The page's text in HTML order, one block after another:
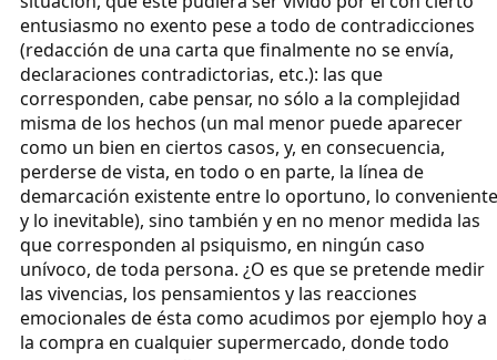
entusiasmo no exento pese a todo de contradicciones
(redacción de una carta que finalmente no se envía,
declaraciones contradictorias, etc.): las que
corresponden, cabe pensar, no sólo a la complejidad
misma de los hechos (un mal menor puede aparecer
como un bien en ciertos casos, y, en consecuencia,
perderse de vista, en todo o en parte, la línea de
demarcación existente entre lo oportuno, lo conveniente
y lo inevitable), sino también y en no menor medida las
que corresponden al psiquismo, en ningún caso
unívoco, de toda persona. ¿O es que se pretende medir
las vivencias, los pensamientos y las reacciones
emocionales de ésta como acudimos por ejemplo hoy a
la compra en cualquier supermercado, donde todo